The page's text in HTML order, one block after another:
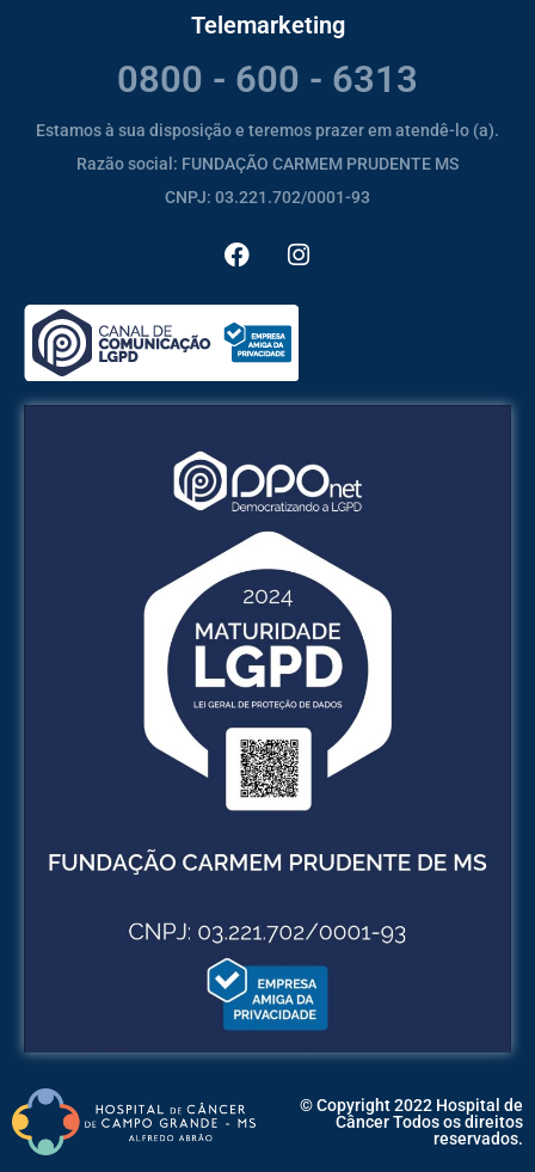
Telemarketing
0800 - 600 - 6313
Estamos à sua disposição e teremos prazer em atendê-lo (a).
Razão social: FUNDAÇÃO CARMEM PRUDENTE MS
CNPJ: 03.221.702/0001-93
© Copyright 2022 Hospital de
Câncer Todos os direitos
reservados.